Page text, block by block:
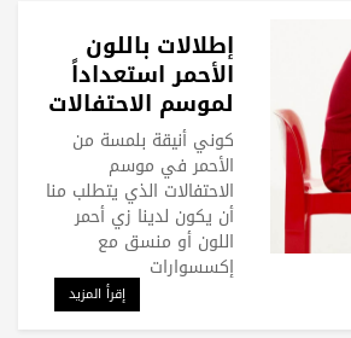
إطلالات باللون
الأحمر استعداداً
لموسم الاحتفالات
كوني أنيقة بلمسة من
الأحمر في موسم
الاحتفالات الذي يتطلب منا
أن يكون لدينا زي أحمر
اللون أو منسق مع
إكسسوارات
إقرأ المزيد